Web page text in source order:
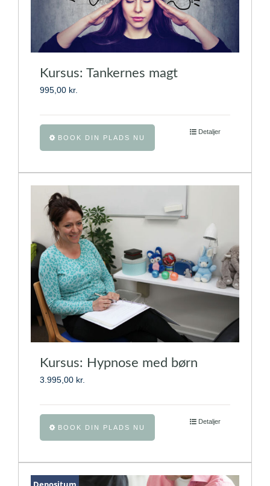
Kursus: Tankernes magt
995,00 kr.
BOOK DIN PLADS NU
flere
kan
på
varesiden
Detaljer
Kursus: Hypnose med børn
3.995,00 kr.
BOOK DIN PLADS NU
flere
varianter.
Detaljer